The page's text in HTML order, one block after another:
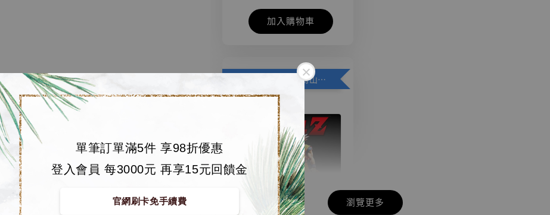
單筆訂單滿5件 享98折優惠
登入會員 每3000元 再享15元回饋金
官網刷卡免手續費
加入購物車
加購優惠【悟空 鳥山明紀念款 [奇蹟工作室]】
瀏覽更多